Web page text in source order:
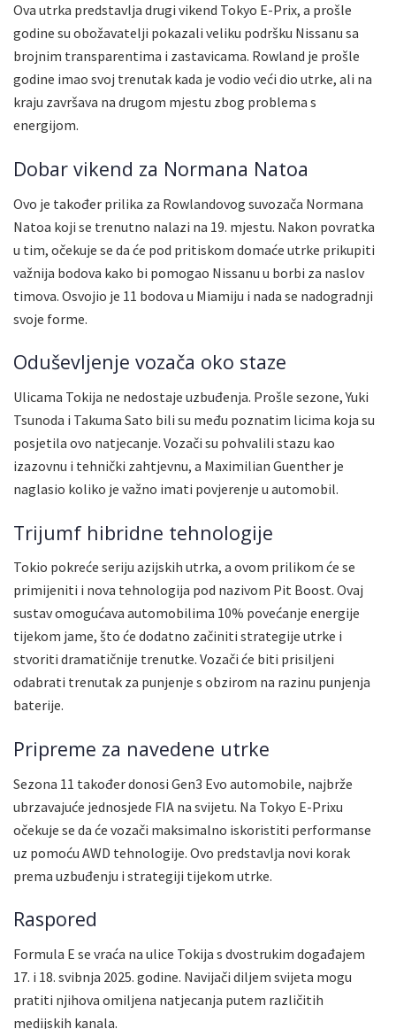
Ova utrka predstavlja drugi vikend Tokyo E-Prix, a prošle
godine su obožavatelji pokazali veliku podršku Nissanu sa
brojnim transparentima i zastavicama. Rowland je prošle
godine imao svoj trenutak kada je vodio veći dio utrke, ali na
kraju završava na drugom mjestu zbog problema s
energijom.
Dobar vikend za Normana Natoa
Ovo je također prilika za Rowlandovog suvozača Normana
Natoa koji se trenutno nalazi na 19. mjestu. Nakon povratka
u tim, očekuje se da će pod pritiskom domaće utrke prikupiti
važnija bodova kako bi pomogao Nissanu u borbi za naslov
timova. Osvojio je 11 bodova u Miamiju i nada se nadogradnji
svoje forme.
Oduševljenje vozača oko staze
Ulicama Tokija ne nedostaje uzbuđenja. Prošle sezone, Yuki
Tsunoda i Takuma Sato bili su među poznatim licima koja su
posjetila ovo natjecanje. Vozači su pohvalili stazu kao
izazovnu i tehnički zahtjevnu, a Maximilian Guenther je
naglasio koliko je važno imati povjerenje u automobil.
Trijumf hibridne tehnologije
Tokio pokreće seriju azijskih utrka, a ovom prilikom će se
primijeniti i nova tehnologija pod nazivom Pit Boost. Ovaj
sustav omogućava automobilima 10% povećanje energije
tijekom jame, što će dodatno začiniti strategije utrke i
stvoriti dramatičnije trenutke. Vozači će biti prisiljeni
odabrati trenutak za punjenje s obzirom na razinu punjenja
baterije.
Pripreme za navedene utrke
Sezona 11 također donosi Gen3 Evo automobile, najbrže
ubrzavajuće jednosjede FIA na svijetu. Na Tokyo E-Prixu
očekuje se da će vozači maksimalno iskoristiti performanse
uz pomoću AWD tehnologije. Ovo predstavlja novi korak
prema uzbuđenju i strategiji tijekom utrke.
Raspored
Formula E se vraća na ulice Tokija s dvostrukim događajem
17. i 18. svibnja 2025. godine. Navijači diljem svijeta mogu
pratiti njihova omiljena natjecanja putem različitih
medijskih kanala.